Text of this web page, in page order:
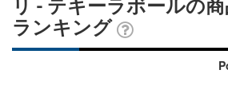
リ - テキーラボールの
ランキング